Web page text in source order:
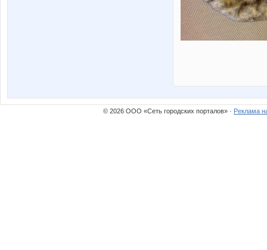
© 2026 ООО «Сеть городских порталов» · Реклама